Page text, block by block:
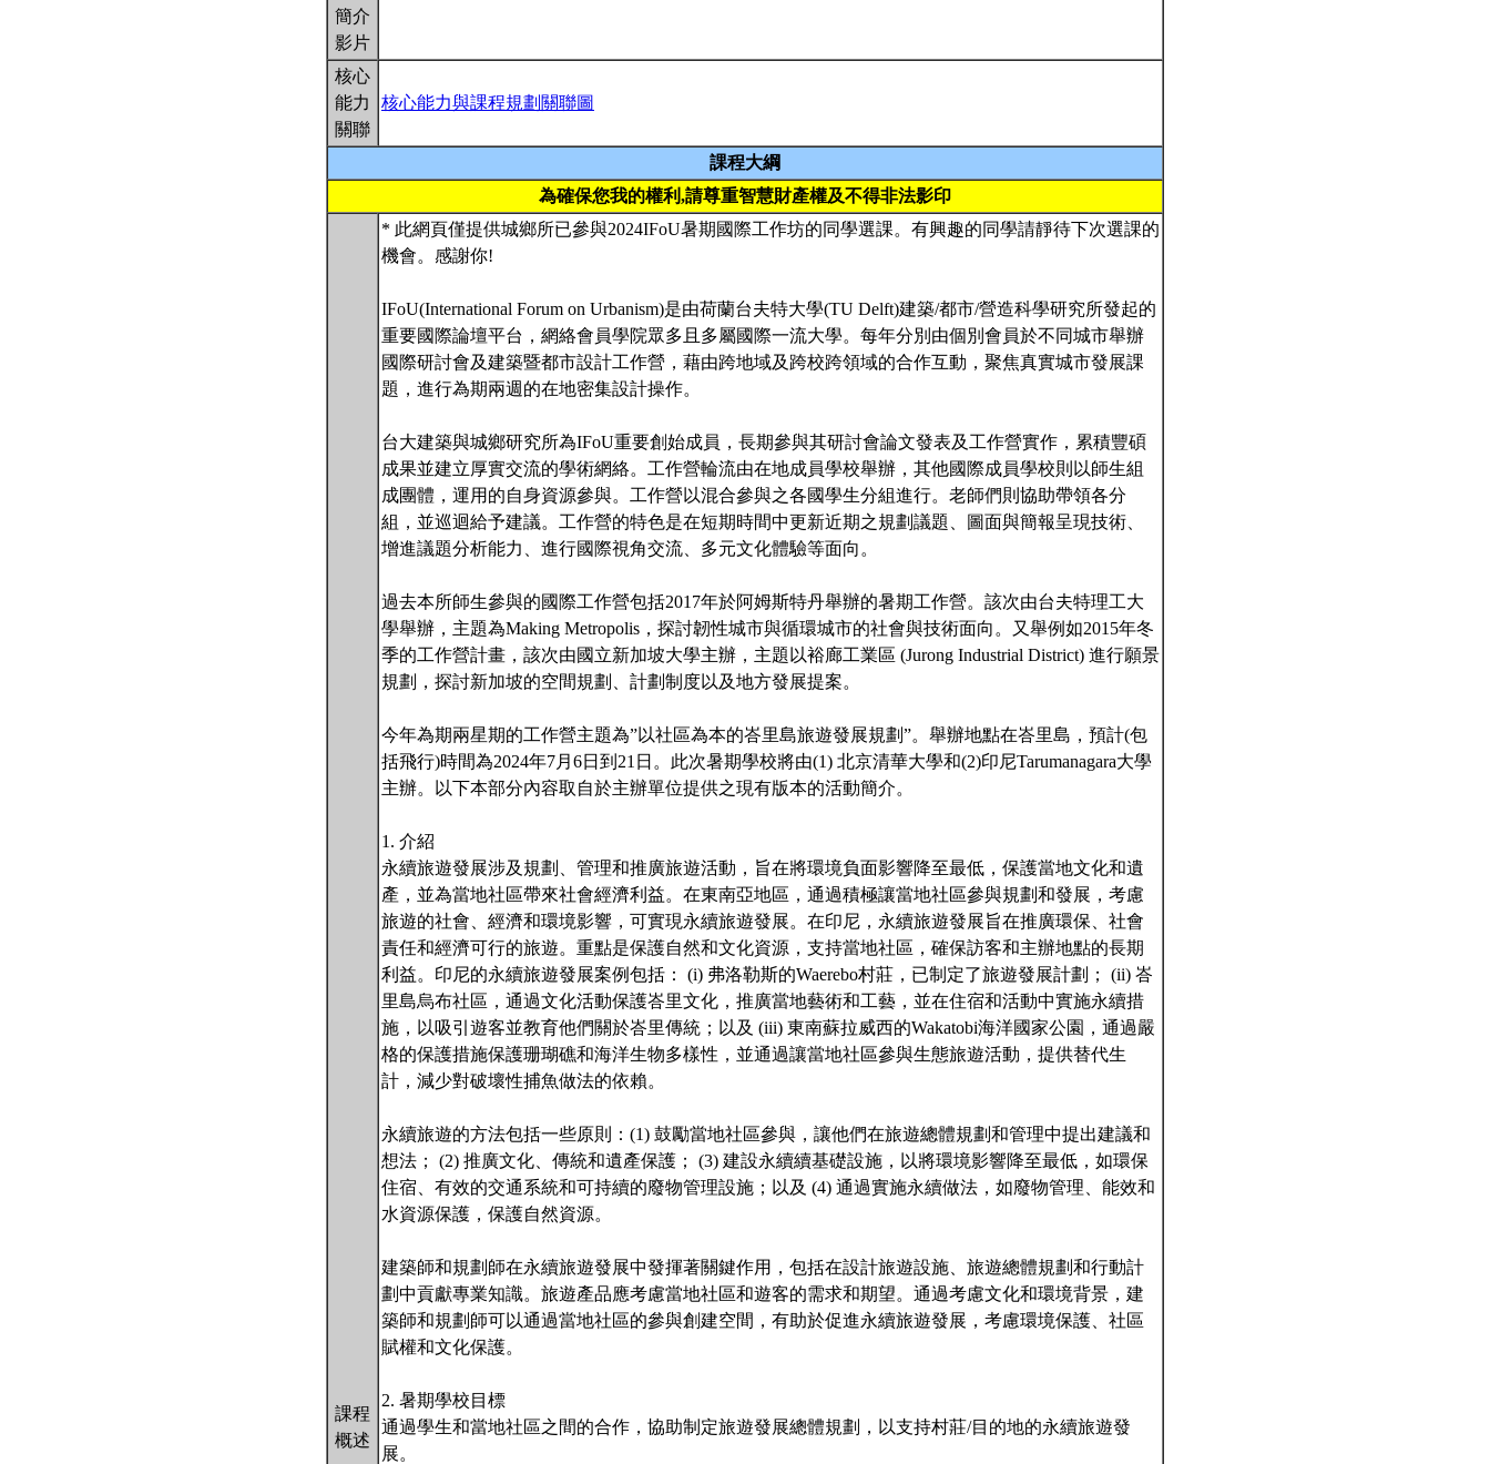
簡介
影片
核心
能力
關聯
核心能力與課程規劃關聯圖
課程大綱
為確保您我的權利,請尊重智慧財產權及不得非法影印
課程
概述
* 此網頁僅提供城鄉所已參與2024IFoU暑期國際工作坊的同學選課。有興趣的同學請靜待下次選課的
機會。感謝你!
IFoU(International Forum on Urbanism)是由荷蘭台夫特大學(TU Delft)建築/都市/營造科學研究所發起的
重要國際論壇平台，網絡會員學院眾多且多屬國際一流大學。每年分別由個別會員於不同城市舉辦
國際研討會及建築暨都市設計工作營，藉由跨地域及跨校跨領域的合作互動，聚焦真實城市發展課
題，進行為期兩週的在地密集設計操作。
台大建築與城鄉研究所為IFoU重要創始成員，長期參與其研討會論文發表及工作營實作，累積豐碩
成果並建立厚實交流的學術網絡。工作營輪流由在地成員學校舉辦，其他國際成員學校則以師生組
成團體，運用的自身資源參與。工作營以混合參與之各國學生分組進行。老師們則協助帶領各分
組，並巡迴給予建議。工作營的特色是在短期時間中更新近期之規劃議題、圖面與簡報呈現技術、
增進議題分析能力、進行國際視角交流、多元文化體驗等面向。
過去本所師生參與的國際工作營包括2017年於阿姆斯特丹舉辦的暑期工作營。該次由台夫特理工大
學舉辦，主題為Making Metropolis，探討韌性城市與循環城市的社會與技術面向。又舉例如2015年冬
季的工作營計畫，該次由國立新加坡大學主辦，主題以裕廊工業區 (Jurong Industrial District) 進行願景
規劃，探討新加坡的空間規劃、計劃制度以及地方發展提案。
今年為期兩星期的工作營主題為”以社區為本的峇里島旅遊發展規劃”。舉辦地點在峇里島，預計(包
括飛行)時間為2024年7月6日到21日。此次暑期學校將由(1) 北京清華大學和(2)印尼Tarumanagara大學
主辦。以下本部分內容取自於主辦單位提供之現有版本的活動簡介。
1. 介紹
永續旅遊發展涉及規劃、管理和推廣旅遊活動，旨在將環境負面影響降至最低，保護當地文化和遺
產，並為當地社區帶來社會經濟利益。在東南亞地區，通過積極讓當地社區參與規劃和發展，考慮
旅遊的社會、經濟和環境影響，可實現永續旅遊發展。在印尼，永續旅遊發展旨在推廣環保、社會
責任和經濟可行的旅遊。重點是保護自然和文化資源，支持當地社區，確保訪客和主辦地點的長期
利益。印尼的永續旅遊發展案例包括： (i) 弗洛勒斯的Waerebo村莊，已制定了旅遊發展計劃； (ii) 峇
里島烏布社區，通過文化活動保護峇里文化，推廣當地藝術和工藝，並在住宿和活動中實施永續措
施，以吸引遊客並教育他們關於峇里傳統；以及 (iii) 東南蘇拉威西的Wakatobi海洋國家公園，通過嚴
格的保護措施保護珊瑚礁和海洋生物多樣性，並通過讓當地社區參與生態旅遊活動，提供替代生
計，減少對破壞性捕魚做法的依賴。
永續旅遊的方法包括一些原則：(1) 鼓勵當地社區參與，讓他們在旅遊總體規劃和管理中提出建議和
想法； (2) 推廣文化、傳統和遺產保護； (3) 建設永續續基礎設施，以將環境影響降至最低，如環保
住宿、有效的交通系統和可持續的廢物管理設施；以及 (4) 通過實施永續做法，如廢物管理、能效和
水資源保護，保護自然資源。
建築師和規劃師在永續旅遊發展中發揮著關鍵作用，包括在設計旅遊設施、旅遊總體規劃和行動計
劃中貢獻專業知識。旅遊產品應考慮當地社區和遊客的需求和期望。通過考慮文化和環境背景，建
築師和規劃師可以通過當地社區的參與創建空間，有助於促進永續旅遊發展，考慮環境保護、社區
賦權和文化保護。
2. 暑期學校目標
通過學生和當地社區之間的合作，協助制定旅遊發展總體規劃，以支持村莊/目的地的永續旅遊發
展。